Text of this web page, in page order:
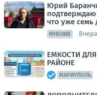
Юрий
что уже семь
МНЕНИЯ
ЕМКОСТИ
РАЙОНЕ
МАРИУПОЛЬ